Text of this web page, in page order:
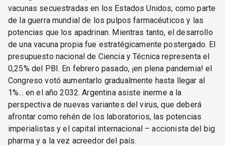
vacunas secuestradas en los Estados Unidos, como parte
de la guerra mundial de los pulpos farmacéuticos y las
potencias que los apadrinan. Mientras tanto, el desarrollo
de una vacuna propia fue estratégicamente postergado. El
presupuesto nacional de Ciencia y Técnica representa el
0,25% del PBI. En febrero pasado, ¡en plena pandemia! el
Congreso votó aumentarlo gradualmente hasta llegar al
1%... en el año 2032. Argentina asiste inerme a la
perspectiva de nuevas variantes del virus, que deberá
afrontar como rehén de los laboratorios, las potencias
imperialistas y el capital internacional – accionista del big
pharma y a la vez acreedor del país.